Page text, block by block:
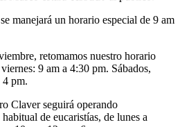
se manejará un horario especial de 9 am
retomamos nuestro horario
9 am a 4:30 pm. Sábados,
4 pm.
Claver seguirá operando
de eucaristías, de lunes a